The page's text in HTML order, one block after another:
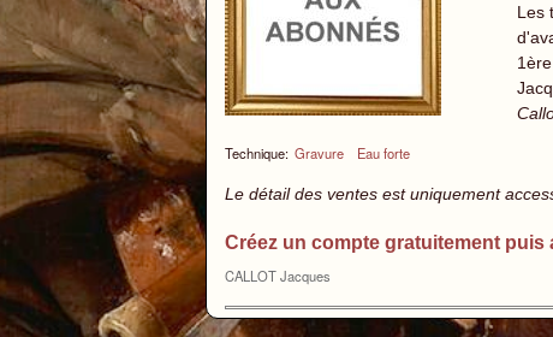
Technique: Gravure Eau forte
Les
Le détail des ventes est uniquement
Créez un compte gratuitement puis
CALLOT Jacques